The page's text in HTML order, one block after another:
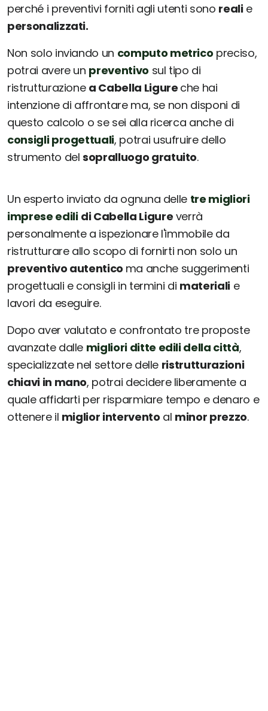
perché i preventivi forniti agli utenti sono realie
personalizzati.
Non solo inviando un computo metrico preciso,
potrai avere un preventivo sul tipo di
ristrutturazione a Cabella Ligure che hai
intenzione di affrontare ma, se non disponi di
questo calcolo o se sei alla ricerca anche di
consigli progettuali, potrai usufruire dello
strumento delsopralluogo gratuito.
Un esperto inviato da ognuna delle tre migliori
imprese edili di Cabella Ligure verrà
personalmente a ispezionare l'immobile da
ristrutturare allo scopo di fornirti non solo un
preventivo autentico ma anche suggerimenti
progettuali e consigli in termini di materialie
lavori da eseguire.
Dopo aver valutato e confrontato tre proposte
avanzate dalle migliori ditte edili della città,
specializzate nel settore delle ristrutturazioni
chiavi in mano, potrai decidere liberamente a
quale affidarti per risparmiare tempo e denaro e
ottenere il miglior intervento al minor prezzo.